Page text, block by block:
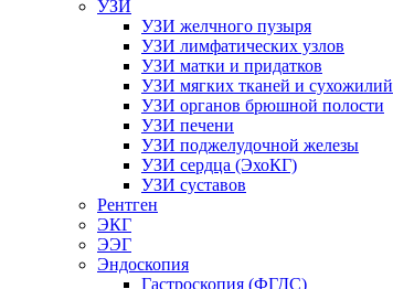
УЗИ
УЗИ желчного пузыря
УЗИ лимфатических узлов
УЗИ матки и придатков
УЗИ мягких тканей и сухожилий
УЗИ органов брюшной полости
УЗИ печени
УЗИ поджелудочной железы
УЗИ сердца (ЭхоКГ)
УЗИ суставов
Рентген
ЭКГ
ЭЭГ
Эндоскопия
Гастроскопия (ФГДС)